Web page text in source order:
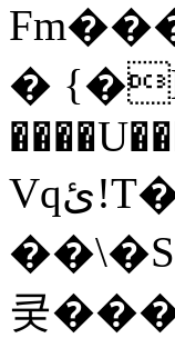
�
Vqئ!T��k�r�=FjU�D��Iϣ+٬+�zBzp_wpKף�"��^�Ϩ"�e�V���!
쿶